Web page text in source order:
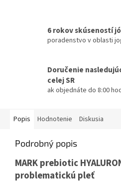
6 rokov skúseností
poradenstvo v oblasti
Doručenie
celej SR
ak objednáte do 8:00
Popis Hodnotenie Diskusia
Podrobný popis
MARK prebiotic
problematickú pleť